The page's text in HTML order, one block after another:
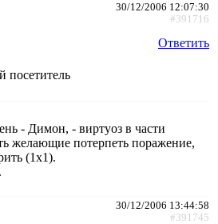
30/12/2006 12:07:30
#391716
Ответить
посетитель
- Димон, - виртуоз в части
желающие потерпеть поражение,
(1х1).
30/12/2006 13:44:58
#391745